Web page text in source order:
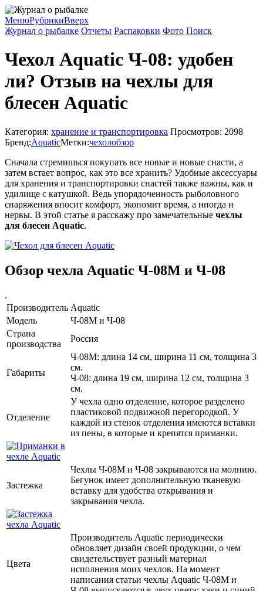
МенюРубрикиВверх
Журнал о рыбалке Отчеты Распаковки Фото Поиск
Чехол Aquatic Ч-08: удобен
ли? Отзыв на чехлы для
блесен Aquatic
Категория: хранение и транспортировка Просмотров: 2098
Бренд:AquaticМетки:чехолобзор
Сначала стремишься покупать все новые и новые снасти, а
затем встает вопрос, как это все хранить? Удобные аксессуары
для хранения и транспортировки снастей также важны, как и
удилище с катушкой. Ведь упорядоченность рыболовного
снаряжения вносит комфорт, экономит время, а иногда и
нервы. В этой статье я расскажу про замечательные чехлы
для блесен Aquatic.
Обзор чехла Aquatic Ч-08М и Ч-08
.
Производитель Aquatic
Модель
Ч-08М и Ч-08
Страна
производства
Россия
Габариты
Ч-08М: длина 14 см, ширина 11 см, толщина 3
см.
Ч-08: длина 19 см, ширина 12 см, толщина 3
см.
Отделение
У чехла одно отделение, которое разделено
пластиковой подвижной перегородкой. У
каждой из стенок отделения имеются вставки
из пены, в которые и крепятся приманки.
Застежка
Чехлы Ч-08М и Ч-08 закрываются на молнию.
Бегунок имеет дополнительную тканевую
вставку для удобства открывания и
закрывания чехла.
Цвета
Производитель Aquatic периодически
обновляет дизайн своей продукции, о чем
свидетельствует разный материал
исполнения моих чехлов. На момент
написания статьи чехлы Aquatic Ч-08М и